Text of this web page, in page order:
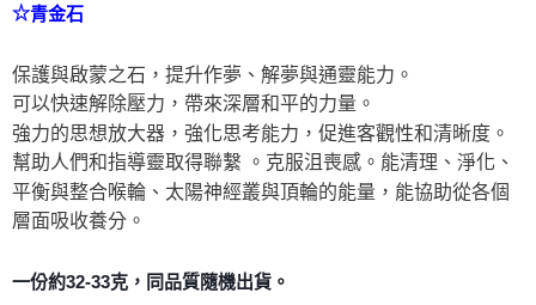
☆青金石
保護與啟蒙之石，提升作夢、解夢與通靈能力。
可以快速解除壓力，帶來深層和平的力量。
強力的思想放大器，強化思考能力，促進客觀性和清晰度。
幫助人們和指導靈取得聯繫 。克服沮喪感。能清理、淨化、
平衡與整合喉輪、太陽神經叢與頂輪的能量，能協助從各個
層面吸收養分。
一份約32-33克，同品質隨機出貨。